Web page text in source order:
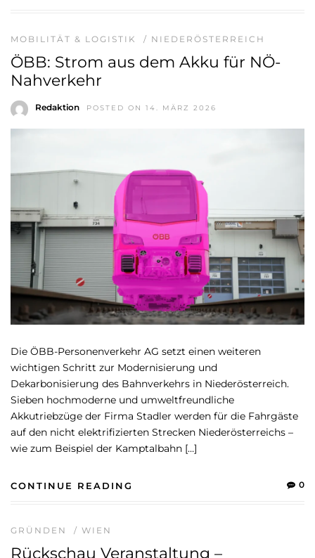
MOBILITÄT & LOGISTIK / NIEDERÖSTERREICH
ÖBB: Strom aus dem Akku für NÖ-
Nahverkehr
Redaktion POSTED ON 14. MÄRZ 2026
Die ÖBB-Personenverkehr AG setzt einen weiteren
wichtigen Schritt zur Modernisierung und
Dekarbonisierung des Bahnverkehrs in Niederösterreich.
Sieben hochmoderne und umweltfreundliche
Akkutriebzüge der Firma Stadler werden für die Fahrgäste
auf den nicht elektrifizierten Strecken Niederösterreichs –
wie zum Beispiel der Kamptalbahn […]
CONTINUE READING 0
GRÜNDEN / WIEN
Rückschau Veranstaltung –